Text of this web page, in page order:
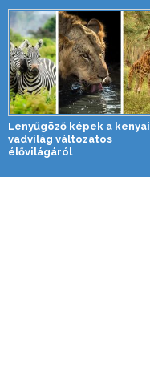
Lenyűgöző képek a kenyai
vadvilág változatos
élővilágáról